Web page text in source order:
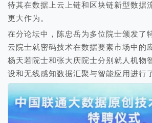
待其在数据上云上链和区块链新型数据
更大作为。
在分论坛中，陈忠岳为多位院士颁发了
云院士就密码技术在数据要素市场中的
杨天若院士和张大庆院士分别就人机物
设和无线感知数据汇聚与智能应用进行